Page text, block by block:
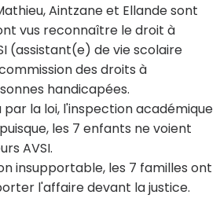
Aintzane et Ellande sont
vus reconnaître le droit à
(assistant(e) de vie scolaire
des droits à
handicapées.
la loi, l'inspection académique
les 7 enfants ne voient
AVSI.
insupportable, les 7 familles ont
l'affaire devant la justice.